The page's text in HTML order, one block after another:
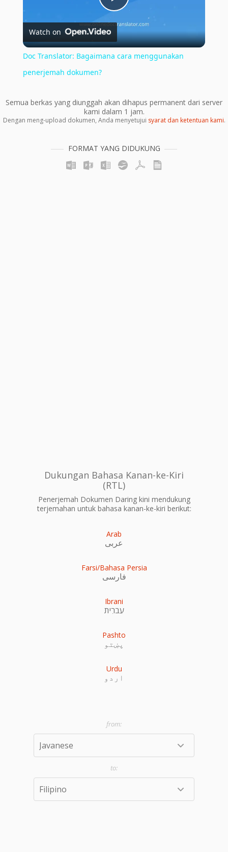
Play
Video
Watch on
Doc Translator: Bagaimana cara menggunakan
penerjemah dokumen?
Semua berkas yang diunggah akan dihapus permanent dari server
kami dalam 1 jam.
Dengan meng-upload dokumen, Anda menyetujui syarat dan ketentuan kami.
FORMAT YANG DIDUKUNG
Dukungan Bahasa Kanan-ke-Kiri
(RTL)
Penerjemah Dokumen Daring kini mendukung
terjemahan untuk bahasa kanan-ke-kiri berikut:
Arab
عربى
Farsi/Bahasa Persia
فارسی
Ibrani
עִברִית
Pashto
پښتو
Urdu
اردو